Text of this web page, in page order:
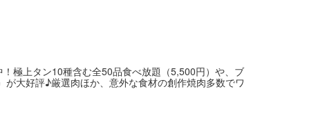
極上タン10種含む全50品食べ放題（5,500円）や、ブ
大好評♪厳選肉ほか、意外な食材の創作焼肉多数でワ